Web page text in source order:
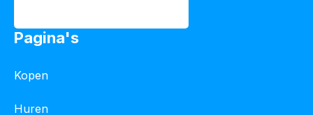
Pagina's
Kopen
Huren